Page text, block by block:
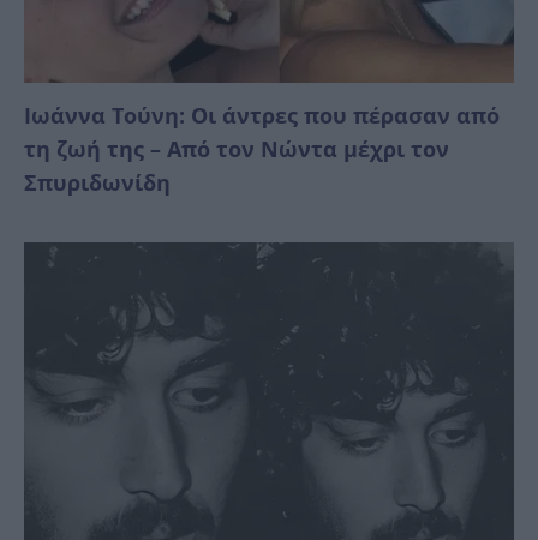
Ιωάννα Τούνη: Οι άντρες που πέρασαν από
τη ζωή της – Από τον Νώντα μέχρι τον
Σπυριδωνίδη